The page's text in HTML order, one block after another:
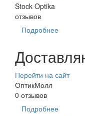
Stock Optika
отзывов
Подробнее
Перейти на сайт
ОптикМолл
0 отзывов
Подробнее